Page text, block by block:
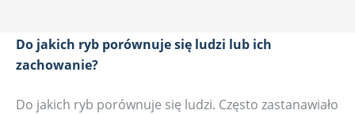
Do jakich ryb porównuje się ludzi lub ich
zachowanie?
Do jakich ryb porównuje się ludzi. Często zastanawiało